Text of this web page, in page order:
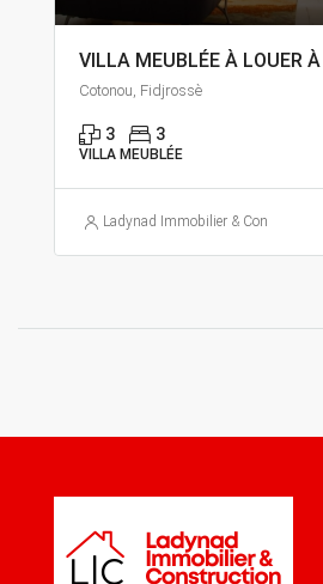
Cotonou, Fidjrossè
3 3
VILLA MEUBLÉE
Ladynad Immobilier & Construction